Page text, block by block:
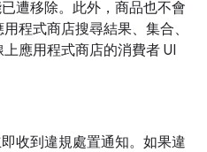
遭移除。此外，商品也不會
程式商店搜尋結果、集合、
應用程式商店的消費者 UI
收到違規處置通知。如果違